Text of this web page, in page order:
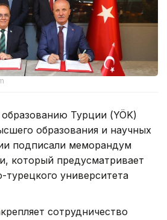
Турции (YÖK)
образования и научных
подписали меморандум
который предусматривает
турецкого университета
сотрудничество